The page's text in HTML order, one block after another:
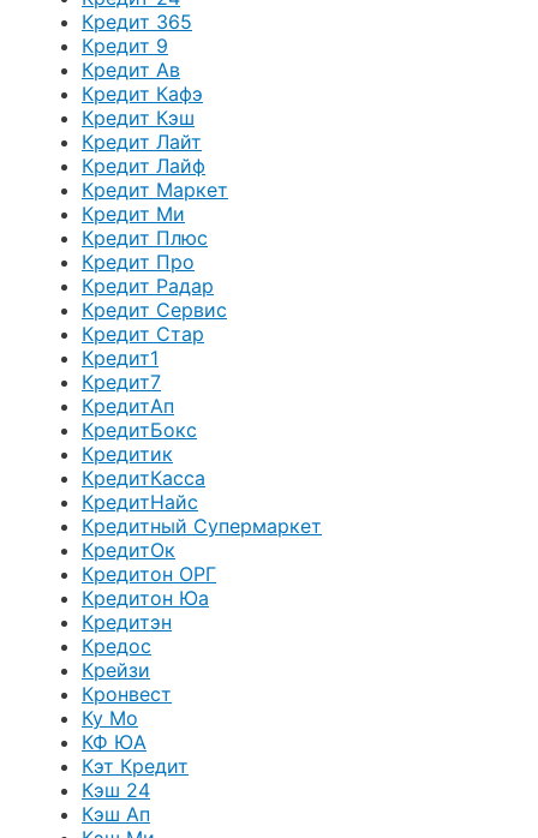
Кредит 365
Кредит 9
Кредит Ав
Кредит Кафэ
Кредит Кэш
Кредит Лайт
Кредит Лайф
Кредит Маркет
Кредит Ми
Кредит Плюс
Кредит Про
Кредит Радар
Кредит Сервис
Кредит Стар
Кредит1
Кредит7
КредитАп
КредитБокс
Кредитик
КредитКасса
КредитНайс
Кредитный Супермаркет
КредитОк
Кредитон ОРГ
Кредитон Юа
Кредитэн
Кредос
Крейзи
Кронвест
Ку Мо
КФ ЮА
Кэт Кредит
Кэш 24
Кэш Ап